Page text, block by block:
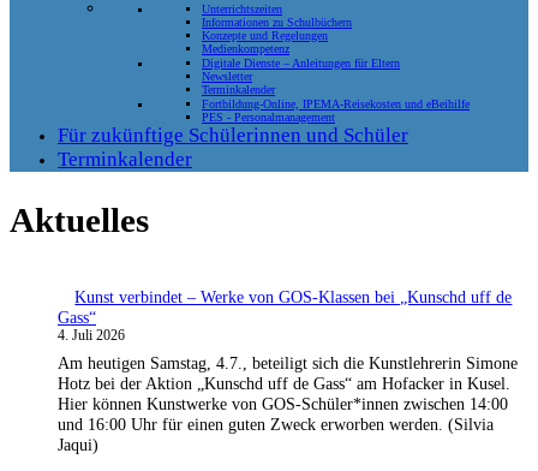
Unterrichtszeiten
Informationen zu Schulbüchern
Konzepte und Regelungen
Medienkompetenz
Digitale Dienste – Anleitungen für Eltern
Newsletter
Terminkalender
Fortbildung-Online, IPEMA-Reisekosten und eBeihilfe
PES - Personalmanagement
Für zukünftige Schülerinnen und Schüler
Terminkalender
Aktuelles
Kunst verbindet – Werke von GOS-Klassen bei „Kunschd uff de
Gass“
4. Juli 2026
Am heutigen Samstag, 4.7., beteiligt sich die Kunstlehrerin Simone
Hotz bei der Aktion „Kunschd uff de Gass“ am Hofacker in Kusel.
Hier können Kunstwerke von GOS-Schüler*innen zwischen 14:00
und 16:00 Uhr für einen guten Zweck erworben werden. (Silvia
Jaqui)